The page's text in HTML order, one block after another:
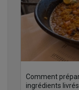
Comment
ingrédients